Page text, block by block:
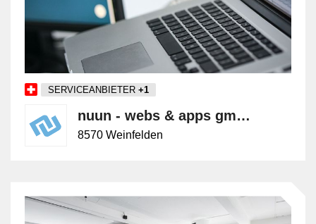
SERVICEANBIETER +1
nuun - webs & apps gmbh
8570 Weinfelden
Empfehlungen in Form von Berichten und Präsentationen
und arbeiten eng mit den Entscheidungsträgern
zusammen, um die vorgeschlagenen Massnahmen
umzusetzen. Während der Implementierung überwachen
Berater den Fortschritt, passen die Strategien bei Bedarf
an und bieten kontinuierliche Unterstützung und
Schulungen an, um sicherzustellen, dass die
Veränderungen erfolgreich umgesetzt werden. Sie
Vielzahl von Branchen tätig sein, darunter
Managementberatung, IT-Beratung, Finanzberatung,